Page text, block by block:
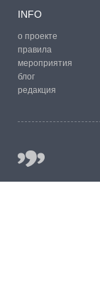
INFO
о проекте
правила
мероприятия
блог
редакция